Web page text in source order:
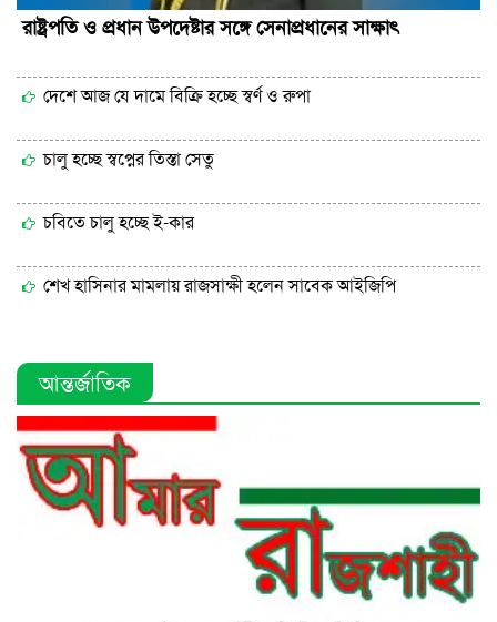
রাষ্ট্রপতি ও প্রধান উপদেষ্টার সঙ্গে সেনাপ্রধানের সাক্ষাৎ
দেশে আজ যে দামে বিক্রি হচ্ছে স্বর্ণ ও রুপা
চালু হচ্ছে স্বপ্নের তিস্তা সেতু
চবিতে চালু হচ্ছে ই-কার
শেখ হাসিনার মামলায় রাজসাক্ষী হলেন সাবেক আইজিপি
আন্তর্জাতিক